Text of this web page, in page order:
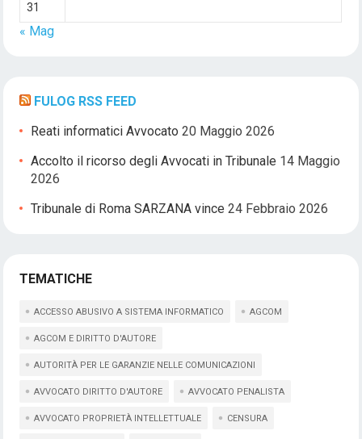
31
« Mag
FULOG RSS FEED
Reati informatici Avvocato 20 Maggio 2026
Accolto il ricorso degli Avvocati in Tribunale 14 Maggio
2026
Tribunale di Roma SARZANA vince 24 Febbraio 2026
TEMATICHE
ACCESSO ABUSIVO A SISTEMA INFORMATICO AGCOM
AGCOM E DIRITTO D'AUTORE
AUTORITÀ PER LE GARANZIE NELLE COMUNICAZIONI
AVVOCATO DIRITTO D'AUTORE AVVOCATO PENALISTA
AVVOCATO PROPRIETÀ INTELLETTUALE CENSURA